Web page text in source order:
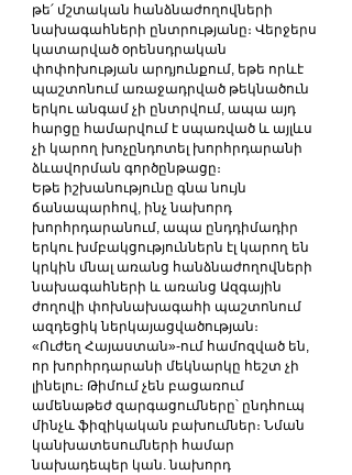
թե՛ մշտական հանձնաժողովների
նախագահների ընտրությանը։ Վերջերս
կատարված օրենսդրական
փոփոխության արդյունքում, եթե որևէ
պաշտոնում առաջադրված թեկնածուն
երկու անգամ չի ընտրվում, ապա այդ
հարցը համարվում է սպառված և այլևս
չի կարող խոչընդոտել խորհրդարանի
ձևավորման գործընթացը։
Եթե իշխանությունը գնա նույն
ճանապարհով, ինչ նախորդ
խորհրդարանում, ապա ընդդիմադիր
երկու խմբակցություններն էլ կարող են
կրկին մնալ առանց հանձնաժողովների
նախագահների և առանց Ազգային
ժողովի փոխնախագահի պաշտոնում
ազդեցիկ ներկայացվածության։
«Ուժեղ Հայաստան»-ում համոզված են,
որ խորհրդարանի մեկնարկը հեշտ չի
լինելու։ Թիմում չեն բացառում
ամենաթեժ զարգացումները՝ ընդհուպ
մինչև ֆիզիկական բախումներ։ Նման
կանխատեսումների համար
նախադեպեր կան. նախորդ